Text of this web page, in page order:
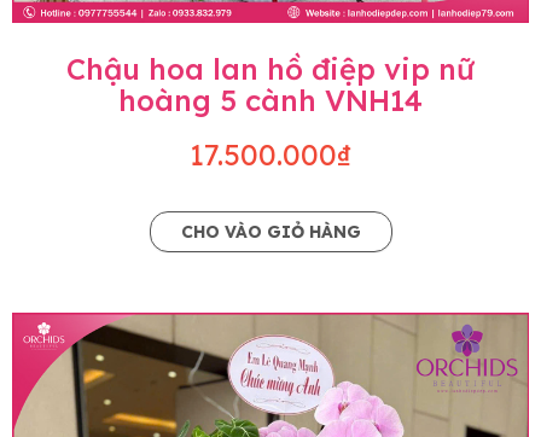
Chậu hoa lan hồ điệp vip nữ
hoàng 5 cành VNH14
17.500.000₫
CHO VÀO GIỎ HÀNG